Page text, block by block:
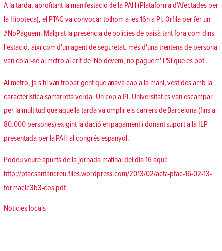
A la tarda, aprofitant la manifestació de la PAH (Plataforma d'Afectades per
la Hipoteca), el PTAC va convocar tothom a les 16h a Pl. Orfila per fer un
#NoPaguem. Malgrat la presència de policies de paisà tant fora com dins
l'estació, així com d'un agent de seguretat, més d'una trentena de persona
van colar-se al metro al crit de 'No devem, no paguem' i 'Sí que es pot'.
Al metro, ja s'hi van trobar gent que anava cap a la mani, vestides amb la
característica samarreta verda. Un cop a Pl. Universitat es van escampar
per la multitud que aquella tarda va omplir els carrers de Barcelona (fins a
80.000 persones) exigint la dació en pagament i donant suport a la ILP
presentada per la PAH al congrés espanyol.
Podeu veure apunts de la jornada matinal del dia 16 aquí:
http://ptacsantandreu.files.wordpress.com/2013/02/acta-ptac-16-02-13-
formacic3b3-cos.pdf
Posted in
Noticies locals